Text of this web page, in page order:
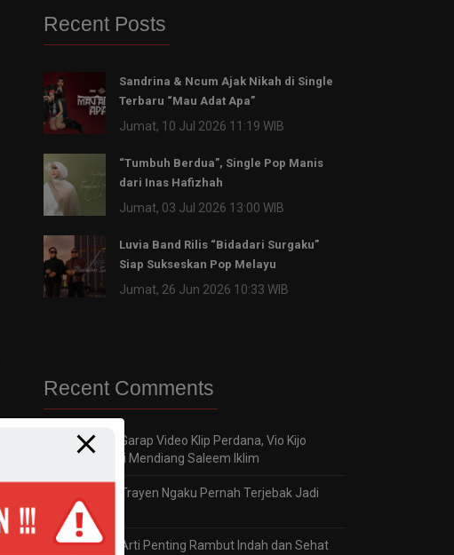
Recent Posts
Sandrina & Ncum Ajak Nikah di Single
Terbaru “Mau Adat Apa”
Jumat, 10 Jul 2026 11:19 WIB
“Tumbuh Berdua”, Single Pop Manis
dari Inas Hafizhah
Jumat, 03 Jul 2026 13:00 WIB
Luvia Band Rilis “Bidadari Surgaku”
Siap Sukseskan Pop Melayu
Jumat, 26 Jun 2026 10:33 WIB
Recent Comments
reyhan
Garap Video Klip Perdana, Vio Kijo
Terinspirasi Mendiang Saleem Iklim
Trayen Ngaku Pernah Terjebak Jadi
“Bad Boy”
reyhanon
Arti Penting Rambut Indah dan Sehat